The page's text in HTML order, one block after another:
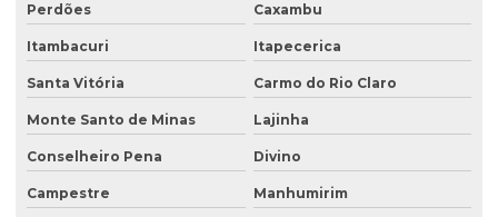
Plano de recuperação de área degradada
Plano de recuperação de área degradada pela mineração
Poço de monitoramento
Poço de monitoramento afogado
Perdões Caxambu
Itambacuri Itapecerica
Santa Vitória Carmo do Rio Claro
Monte Santo de Minas Lajinha
Conselheiro Pena Divino
Campestre Manhumirim